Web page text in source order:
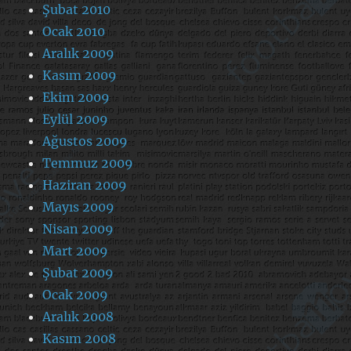
Şubat 2010
Ocak 2010
Aralık 2009
Kasım 2009
Ekim 2009
Eylül 2009
Ağustos 2009
Temmuz 2009
Haziran 2009
Mayıs 2009
Nisan 2009
Mart 2009
Şubat 2009
Ocak 2009
Aralık 2008
Kasım 2008